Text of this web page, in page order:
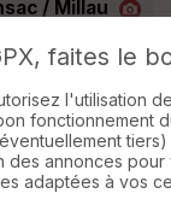
/ Millau
km 540 m
à
difficulté sur
et son
avec de
faites le
l'utilisation
fonctionnement
des annonces pour
adaptées à vos